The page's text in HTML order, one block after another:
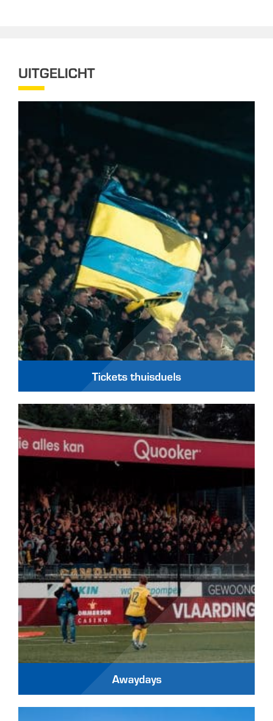
UITGELICHT
Tickets thuisduels
Awaydays